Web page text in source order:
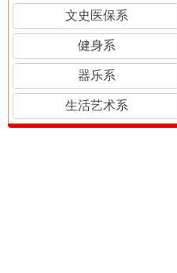
文史医保系
健身系
器乐系
生活艺术系